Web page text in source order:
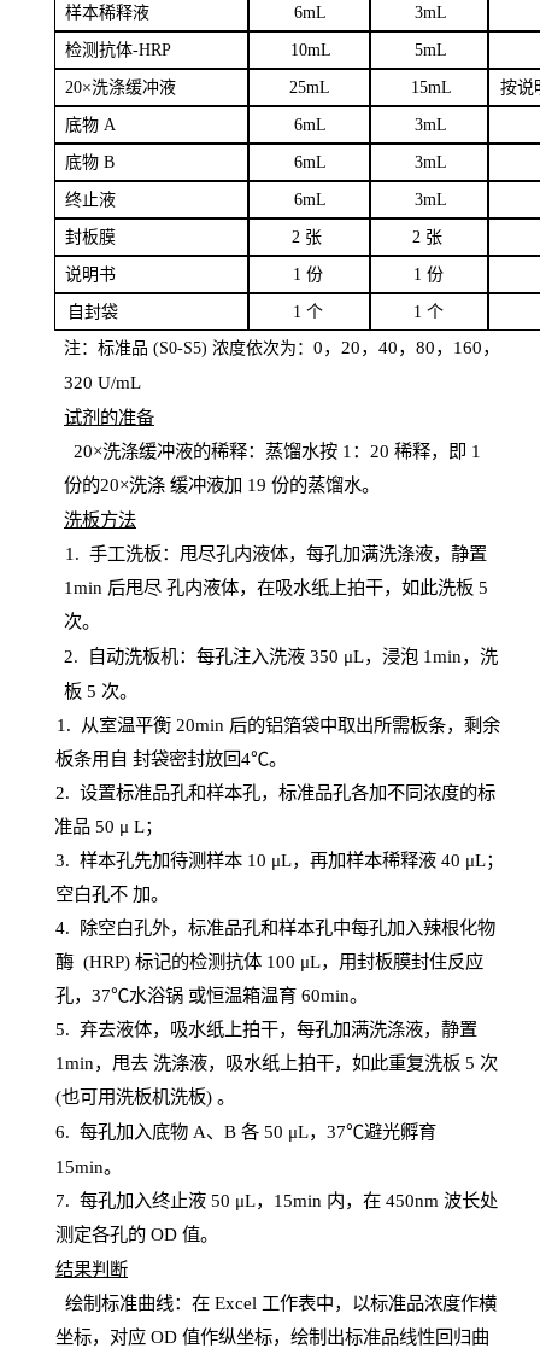
样本稀释液 6mL 3mL
检测抗体-HRP 10mL 5mL
20×洗涤缓冲液 25mL 15mL 按说
底物A 6mL 3mL
底物B 6mL 3mL
终止液 6mL 3mL
封板膜 2 张 2 张
说明书 1 份 1 份
自封袋 1 个 1 个
注：标准品 (S0-S5) 浓度依次为： 0，20，40，80，160，
320 U/mL
试剂的准备
20×洗涤缓冲液的稀释：蒸馏水按 1：20 稀释，即 1
份的20×洗涤 缓冲液加 19 份的蒸馏水。
洗板方法
1. 手工洗板：甩尽孔内液体，每孔加满洗涤液，静置
1min 后甩尽 孔内液体，在吸水纸上拍干，如此洗板 5
次。
2.
自动洗板机：每孔注入洗液 350 μL，浸泡 1min，洗
板 5 次。
1 . 从室温平衡 20min 后的铝箔袋中取出所需板条，剩余
板条用自 封袋密封放回4℃。
2. 设置标准品孔和样本孔，标准品孔各加不同浓度的标
准品 50 μ L；
3. 样本孔先加待测样本 10 μL，再加样本稀释液 40 μL；
空白孔不 加。
4.
除空白孔外，标准品孔和样本孔中每孔加入辣根化物
酶 (HRP) 标记的检测抗体 100 μL，用封板膜封住反应
孔， 37℃水浴锅 或恒温箱温育60min。
5. 弃去液体，吸水纸上拍干，每孔加满洗涤液，静置
1min，甩去 洗涤液，吸水纸上拍干，如此重复洗板 5 次
(也可用洗板机洗板) 。
6. 每孔加入底物A、B 各 50 μL，37℃避光孵育
15min。
7. 每孔加入终止液 50 μL， 15min 内，在450nm 波长处
测定各孔的 OD 值。
结果判断
绘制标准曲线：在 Excel 工作表中，以标准品浓度作横
坐标，对应OD 值作纵坐标，绘制出标准品线性回归曲